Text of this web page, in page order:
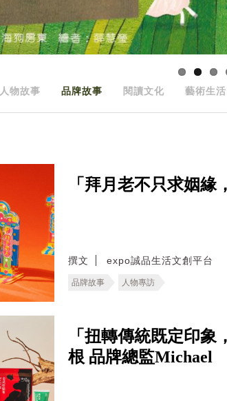
人物故事 品牌故事 閱讀文化 藝術生活
「拜月老不只求姻
撰文 expo誠品生活文創平台
品牌故事 人物專訪
「扭轉傳統既定印
根 品牌總監Michael